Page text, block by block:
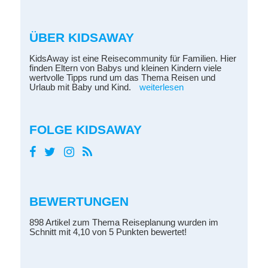
ÜBER KIDSAWAY
KidsAway ist eine Reisecommunity für Familien. Hier
finden Eltern von Babys und kleinen Kindern viele
wertvolle Tipps rund um das Thema Reisen und
Urlaub mit Baby und Kind.
weiterlesen
FOLGE KIDSAWAY
BEWERTUNGEN
898 Artikel zum Thema Reiseplanung wurden im
Schnitt mit 4,10 von 5 Punkten bewertet!